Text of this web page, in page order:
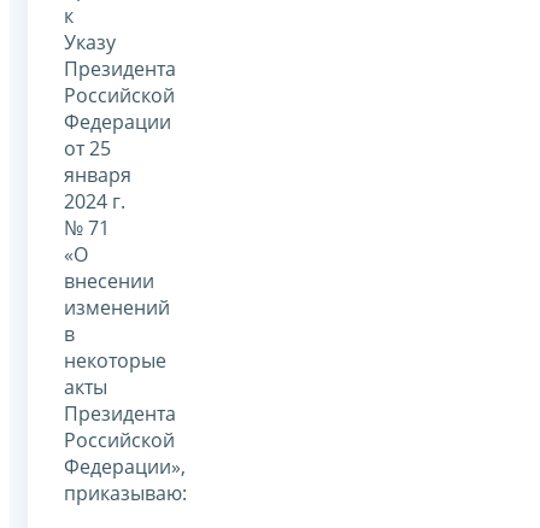
к
Указу
Президента
Российской
Федерации
от 25
января
2024 г.
№ 71
«О
внесении
изменений
в
некоторые
акты
Президента
Российской
Федерации»,
приказываю: